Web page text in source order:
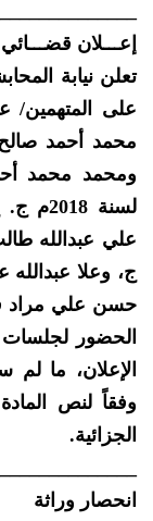
إعـــلان قضـــائي
تعلن نيابة
على المتهمين/
محمد أحمد
لسنة
ج، وعلا
الحضور
الإعلان، ما
الجزائية.
انحصار وراثة